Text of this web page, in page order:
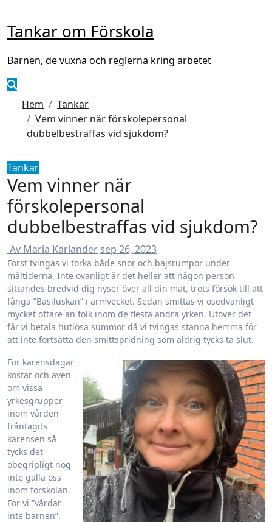
innehåll
Tankar om Förskola
Barnen, de vuxna och reglerna kring arbetet
Hem
Tankar
Vem vinner när förskolepersonal
dubbelbestraffas vid sjukdom?
Tankar
Vem vinner när
förskolepersonal
dubbelbestraffas vid sjukdom?
Av Maria Karlander sep 26, 2023
Först tvingas vi torka både snor och bajsrumpor under
måltiderna. Inte ovanligt är det heller att någon person
sittandes bredvid dig nyser över all din mat, trots försök till att
fånga ”Basiluskan” i armvecket. Sedan smittas vi osedvanligt
mycket oftare än folk inom de flesta andra yrken. Utöver det
får vi betala hutlösa summor då vi tvingas stanna hemma för
att inte fortsätta den smittspridning som aldrig tycks ta slut.
För karensdagar
kostar och även
om vissa
yrkesgrupper
inom vården
fråntagits
karensen så
tycks det
obegripligt nog
inte gälla oss
inom förskolan.
För vi ”vårdar
inte barnen”.